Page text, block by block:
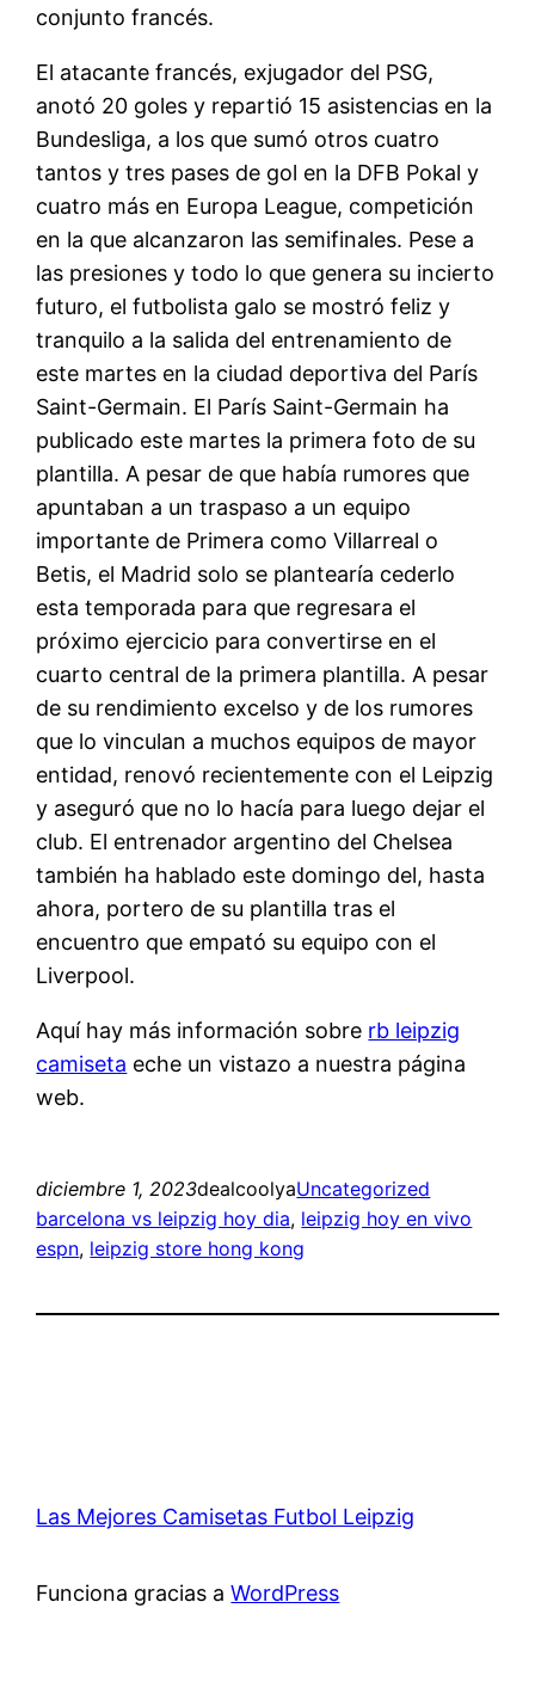
conjunto francés.
El atacante francés, exjugador del PSG,
anotó 20 goles y repartió 15 asistencias en la
Bundesliga, a los que sumó otros cuatro
tantos y tres pases de gol en la DFB Pokal y
cuatro más en Europa League, competición
en la que alcanzaron las semifinales. Pese a
las presiones y todo lo que genera su incierto
futuro, el futbolista galo se mostró feliz y
tranquilo a la salida del entrenamiento de
este martes en la ciudad deportiva del París
Saint-Germain. El París Saint-Germain ha
publicado este martes la primera foto de su
plantilla. A pesar de que había rumores que
apuntaban a un traspaso a un equipo
importante de Primera como Villarreal o
Betis, el Madrid solo se plantearía cederlo
esta temporada para que regresara el
próximo ejercicio para convertirse en el
cuarto central de la primera plantilla. A pesar
de su rendimiento excelso y de los rumores
que lo vinculan a muchos equipos de mayor
entidad, renovó recientemente con el Leipzig
y aseguró que no lo hacía para luego dejar el
club. El entrenador argentino del Chelsea
también ha hablado este domingo del, hasta
ahora, portero de su plantilla tras el
encuentro que empató su equipo con el
Liverpool.
Aquí hay más información sobre rb leipzig
camiseta eche un vistazo a nuestra página
web.
diciembre 1, 2023dealcoolyaUncategorized
barcelona vs leipzig hoy dia, leipzig hoy en vivo
espn, leipzig store hong kong
Las Mejores Camisetas Futbol Leipzig
Funciona gracias aWordPress